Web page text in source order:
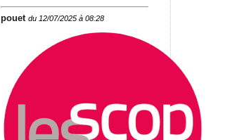
pouet du 12/07/2025 à 08:28